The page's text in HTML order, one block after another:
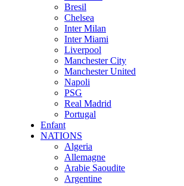
Bresil
Chelsea
Inter Milan
Inter Miami
Liverpool
Manchester City
Manchester United
Napoli
PSG
Real Madrid
Portugal
Enfant
NATIONS
Algeria
Allemagne
Arabie Saoudite
Argentine